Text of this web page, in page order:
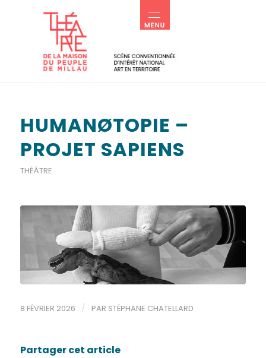
HUMANØTOPIE –
PROJET SAPIENS
THÉÂTRE
8 FÉVRIER 2026 / PAR STÉPHANE CHATELLARD
Partager cet article